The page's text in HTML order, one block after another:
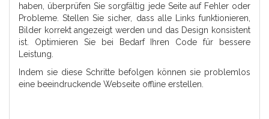
haben, überprüfen Sie sorgfältig jede Seite auf Fehler oder
Probleme. Stellen Sie sicher, dass alle Links funktionieren,
Bilder korrekt angezeigt werden und das Design konsistent
ist. Optimieren Sie bei Bedarf Ihren Code für bessere
Leistung.
Indem sie diese Schritte befolgen können sie problemlos
eine beeindruckende Webseite offline erstellen.